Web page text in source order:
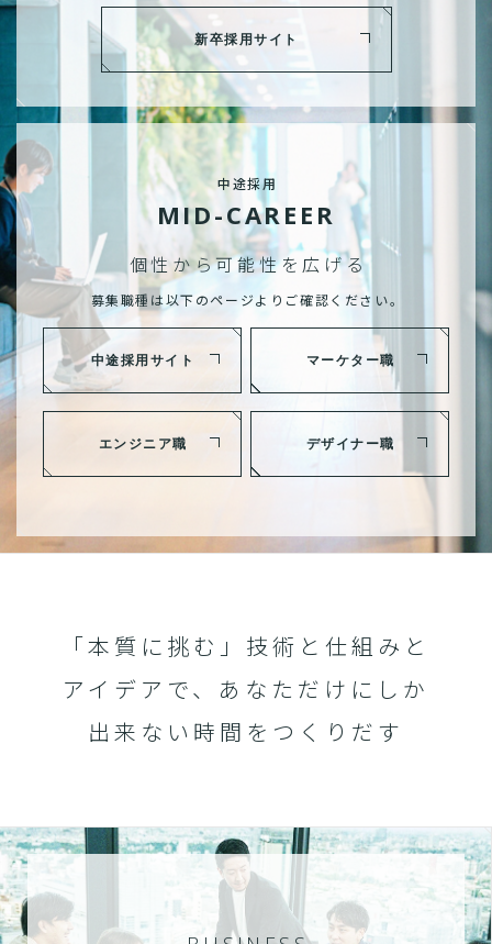
新卒採用サイト
中途採用
MID-CAREER
個性から可能性を広げる
募集職種は以下のページよりご確認ください。
中途採用サイト マーケター職
エンジニア職 デザイナー職
「本質に挑む」技術と仕組みと
アイデアで、あなただけにしか
出来ない時間をつくりだす